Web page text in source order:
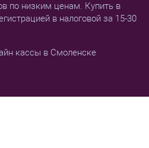
по низким ценам. Купить в
в налоговой за 15-30
кассы в Смоленске